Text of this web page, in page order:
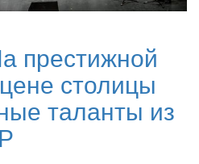
престижной
столицы
таланты из